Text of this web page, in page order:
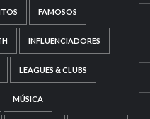
FAMOSOS
INFLUENCIADORES
LEAGUES & CLUBS
MÚSICA